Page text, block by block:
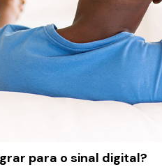
para o sinal digital?